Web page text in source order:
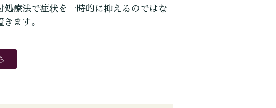
療法で症状を一時的に抑えるのではな
ます。